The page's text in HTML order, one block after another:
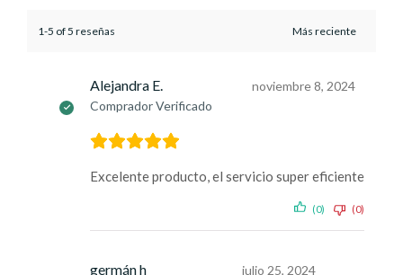
1-5 of 5 reseñas
Alejandra E.
Comprador Verificado
noviembre 8, 2024
Excelente producto, el servicio super eficiente
(0) (0)
germán h julio 25, 2024